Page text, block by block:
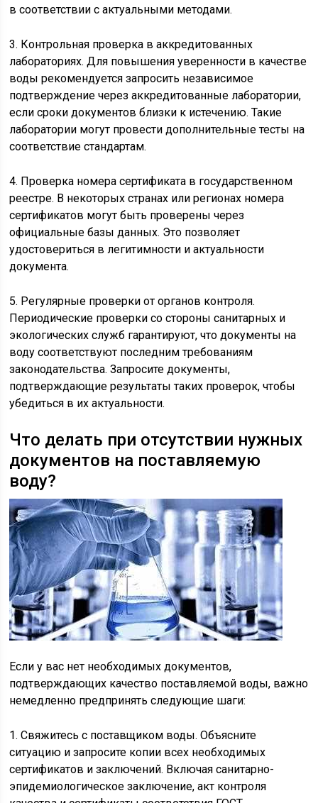
в соответствии с актуальными методами.
3. Контрольная проверка в аккредитованных
лабораториях. Для повышения уверенности в качестве
воды рекомендуется запросить независимое
подтверждение через аккредитованные лаборатории,
если сроки документов близки к истечению. Такие
лаборатории могут провести дополнительные тесты на
соответствие стандартам.
4. Проверка номера сертификата в государственном
реестре. В некоторых странах или регионах номера
сертификатов могут быть проверены через
официальные базы данных. Это позволяет
удостовериться в легитимности и актуальности
документа.
5. Регулярные проверки от органов контроля.
Периодические проверки со стороны санитарных и
экологических служб гарантируют, что документы на
воду соответствуют последним требованиям
законодательства. Запросите документы,
подтверждающие результаты таких проверок, чтобы
убедиться в их актуальности.
Что делать при отсутствии нужных
документов на поставляемую
воду?
Если у вас нет необходимых документов,
подтверждающих качество поставляемой воды, важно
немедленно предпринять следующие шаги:
1. Свяжитесь с поставщиком воды. Объясните
ситуацию и запросите копии всех необходимых
сертификатов и заключений. Включая санитарно-
эпидемиологическое заключение, акт контроля